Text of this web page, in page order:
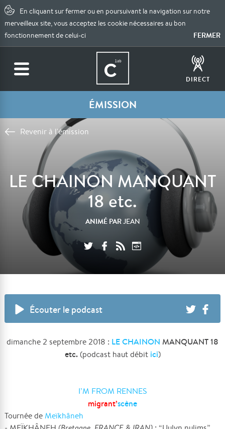
En cliquant sur fermer ou en poursuivant la navigation sur notre
merveilleux site, vous acceptez les cookie nécessaires au bon
fonctionnement de celui-ci
FERMER
DIRECT
ÉMISSION
Revenir à l'émission
LE CHAINON MANQUANT
18 etc.
ANIMÉ PARJEAN
Écouter le podcast
dimanche 2 septembre 2018 : LE CHAINON MANQUANT 18
etc.(podcast haut débit ici)
I’M FROM RENNES
migrant’scène
Tournée deMeïkhâneh